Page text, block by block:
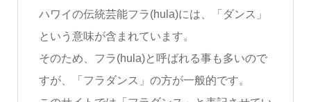
ハワイの伝統芸能フラ(hula)には、「ダンス」
という意味が含まれています。
そのため、フラ(hula)と呼ばれる事も多いので
すが、「フラダンス」の方が一般的です。